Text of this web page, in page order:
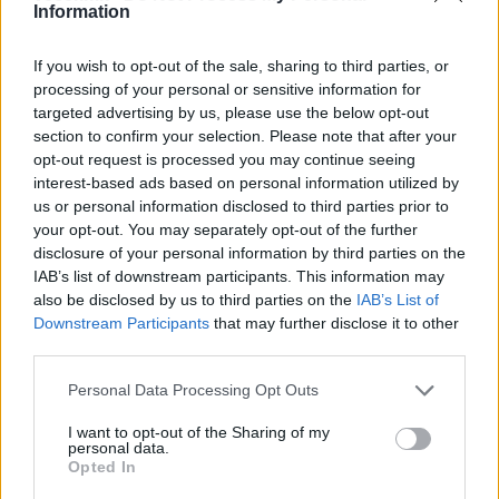
Information
If you wish to opt-out of the sale, sharing to third parties, or
processing of your personal or sensitive information for
targeted advertising by us, please use the below opt-out
section to confirm your selection. Please note that after your
opt-out request is processed you may continue seeing
interest-based ads based on personal information utilized by
us or personal information disclosed to third parties prior to
your opt-out. You may separately opt-out of the further
disclosure of your personal information by third parties on the
IAB’s list of downstream participants. This information may
also be disclosed by us to third parties on the IAB’s List of
Downstream Participants that may further disclose it to other
Personal Data Processing Opt Outs
I want to opt-out of the Sharing of my
personal data.
Opted In
кривично дело на сиромаштија, а според
проценката на EHI, две третини од случаите на
кражба во продавници ги извршуваат
„опортунисти“, односно луѓе кои крадат затоа
што им се чини дека никој не гледа, а многу од
нив не се нужно сиромашни.
Посебна приказна се и младите луѓе, меѓу кои,
речиси по правило, крадците не се од
сиромашни семејства, но нивниот џепарлак не е
доволен за да го имаат „она што секој го има“
најголемиот дел од кражбите во продавници се
релативно мали, а според германската
федерална полиција, во 66,7 проценти од
откриените и гонети кражби, вредноста на